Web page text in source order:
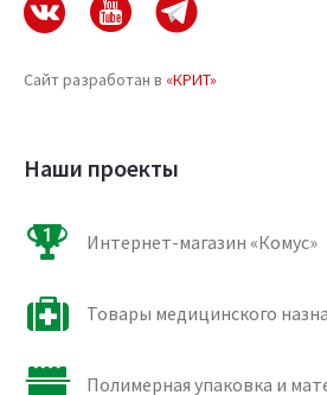
Сайт разработан в «КРИТ»
Наши проекты
Интернет-магазин «Комус»
Товары медицинского
Полимерная упаковка и